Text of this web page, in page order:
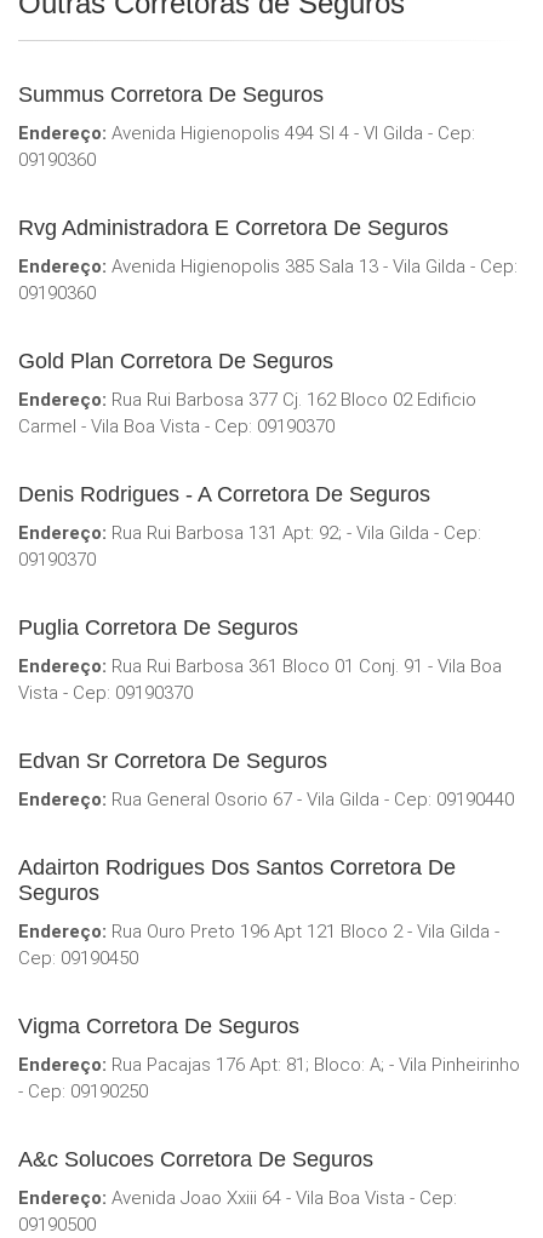
Summus Corretora De Seguros
Endereço: Avenida Higienopolis 494 Sl 4 - Vl Gilda - Cep:
09190360
Rvg Administradora E Corretora De Seguros
Endereço: Avenida Higienopolis 385 Sala 13 - Vila Gilda - Cep:
09190360
Gold Plan Corretora De Seguros
Endereço: Rua Rui Barbosa 377 Cj. 162 Bloco 02 Edificio
Carmel - Vila Boa Vista - Cep: 09190370
Denis Rodrigues - A Corretora De Seguros
Endereço: Rua Rui Barbosa 131 Apt: 92; - Vila Gilda - Cep:
09190370
Puglia Corretora De Seguros
Endereço: Rua Rui Barbosa 361 Bloco 01 Conj. 91 - Vila Boa
Vista - Cep: 09190370
Edvan Sr Corretora De Seguros
Endereço: Rua General Osorio 67 - Vila Gilda - Cep: 09190440
Adairton Rodrigues Dos Santos Corretora De
Seguros
Endereço: Rua Ouro Preto 196 Apt 121 Bloco 2 - Vila Gilda -
Cep: 09190450
Vigma Corretora De Seguros
Endereço: Rua Pacajas 176 Apt: 81; Bloco: A; - Vila Pinheirinho
- Cep: 09190250
A&c Solucoes Corretora De Seguros
Endereço: Avenida Joao Xxiii 64 - Vila Boa Vista - Cep:
09190500